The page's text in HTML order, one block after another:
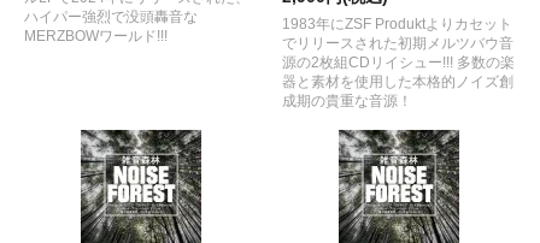
ハイパー強烈で没頭轟音な
MERZBOWワールド!!!
1983年にZSF Produktよりカセット
でリリースされた初期メルツバウ音
源の2枚組CDリイシュー!!! 多数の楽
器と素材を使用した本格的ノイズ創
成期の貴重な音源！